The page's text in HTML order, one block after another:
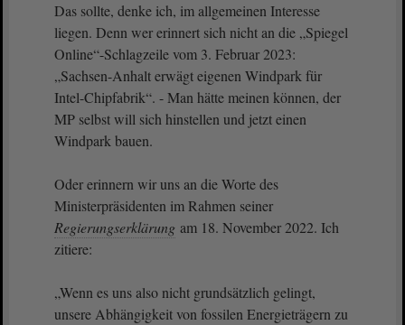
Das sollte, denke ich, im allgemeinen Interesse
liegen. Denn wer erinnert sich nicht an die „Spiegel
Online“-Schlagzeile vom 3. Februar 2023:
„Sachsen-Anhalt erwägt eigenen Windpark für
Intel-Chipfabrik“. - Man hätte meinen können, der
MP selbst will sich hinstellen und jetzt einen
Windpark bauen.
Oder erinnern wir uns an die Worte des
Ministerpräsidenten im Rahmen seiner
Regierungserklärung am 18. November 2022. Ich
zitiere:
„Wenn es uns also nicht grundsätzlich gelingt,
unsere Abhängigkeit von fossilen Energieträgern zu